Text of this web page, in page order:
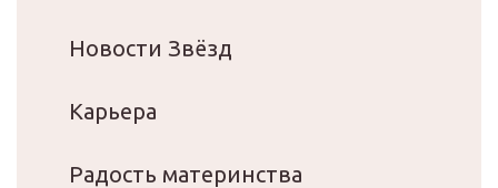
Новости Звёзд
Карьера
Радость материнства